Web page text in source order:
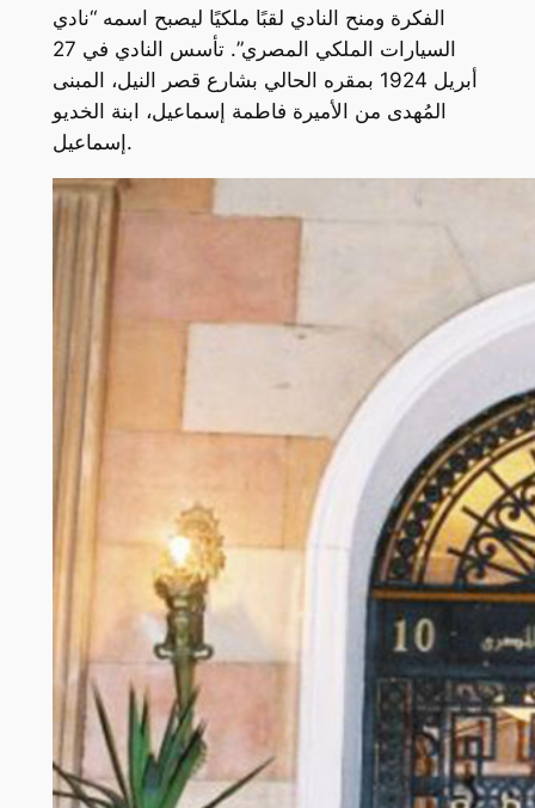
الفكرة ومنح النادي لقبًا ملكيًا ليصبح اسمه “نادي
السيارات الملكي المصري”. تأسس النادي في 27
أبريل 1924 بمقره الحالي بشارع قصر النيل، المبنى
المُهدى من الأميرة فاطمة إسماعيل، ابنة الخديو
إسماعيل.